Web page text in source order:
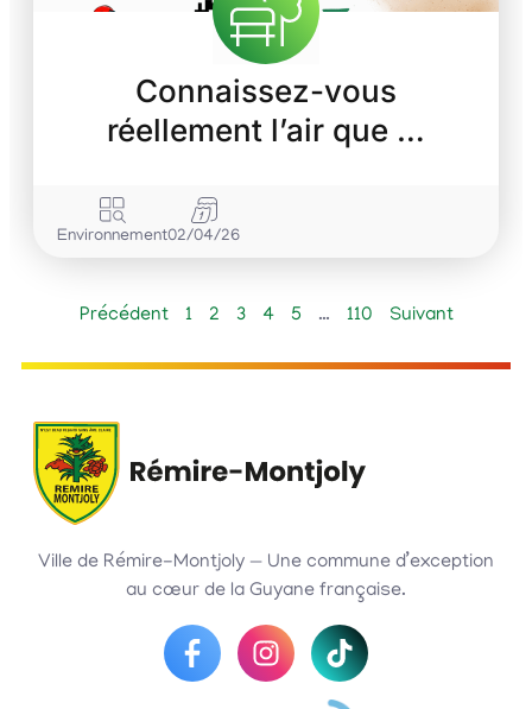
Connaissez-vous
réellement l’air que …
Environnement02/04/26
Précédent 1 2 3 4 5 … 110 Suivant
Ville de Rémire-Montjoly — Une commune d’exception
au cœur de la Guyane française.